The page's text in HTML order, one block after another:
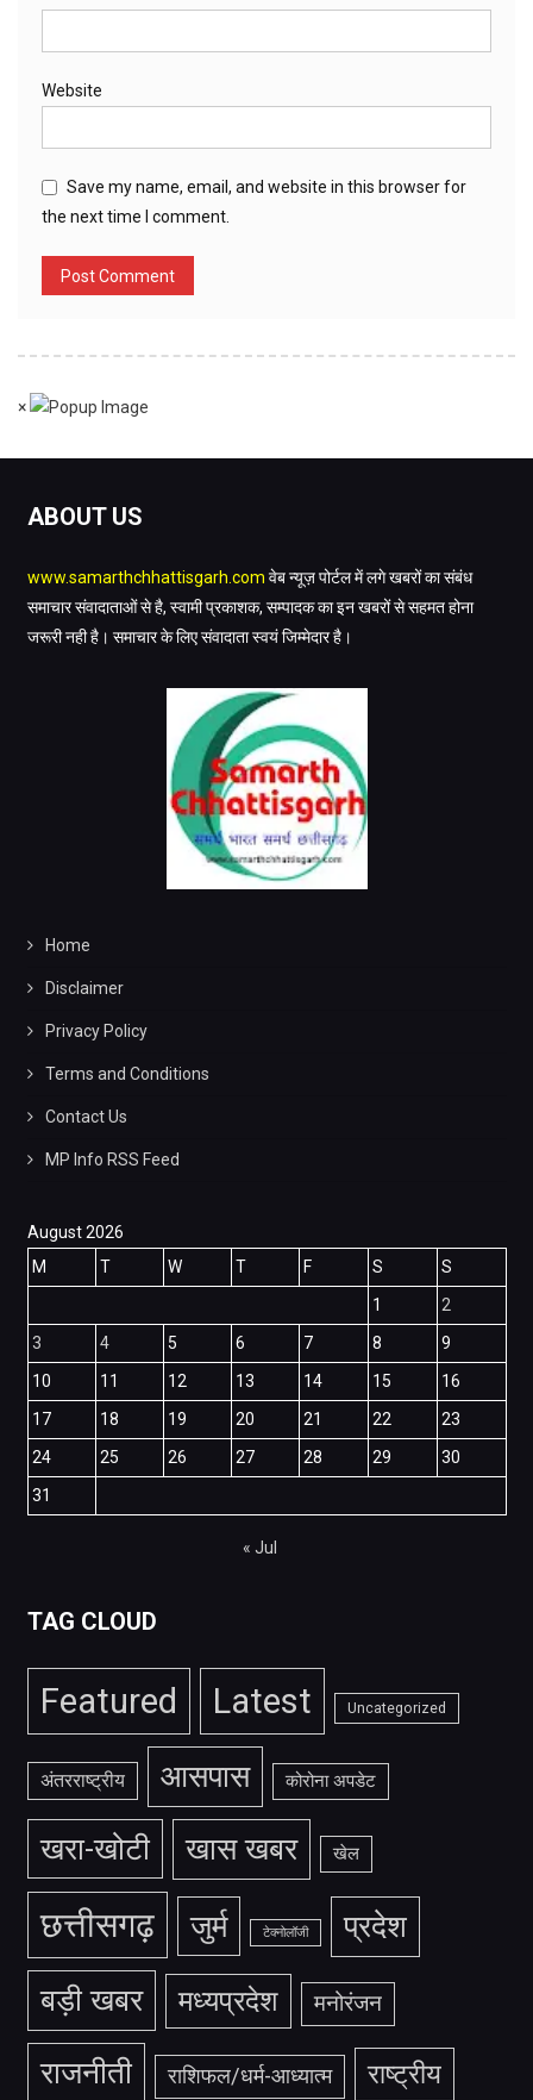
Website
Save my name, email, and website in this browser for
the next time I comment.
×
ABOUT US
www.samarthchhattisgarh.com वेब न्यूज़ पोर्टल में लगे खबरों का संबंध
समाचार संवादाताओं से है, स्वामी प्रकाशक, सम्पादक का इन खबरों से सहमत होना
जरूरी नही है। समाचार के लिए संवादाता स्वयं जिम्मेदार है।
Home
Disclaimer
Privacy Policy
Terms and Conditions
Contact Us
MP Info RSS Feed
August 2026
M
T W T F S
S
1
2
3
4 5 6 7 8
9
10
11 12 13 14 15
16
17
18 19 20 21 22
23
24
25 26 27 28 29
30
31
« Jul
TAG CLOUD
Featured Latest Uncategorized
अंतरराष्ट्रीय आसपास कोरोना अपडेट
खरा-खोटी खास खबर खेल
छत्तीसगढ़ जुर्म टेक्नोलॉजी प्रदेश
बड़ी खबर मध्यप्रदेश मनोरंजन
राजनीती राशिफल/धर्म-आध्यात्म राष्ट्रीय